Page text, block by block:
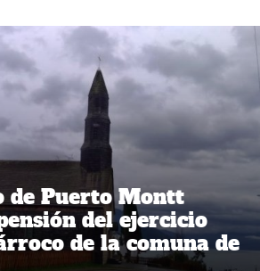
de Puerto Montt
del ejercicio
de la comuna de